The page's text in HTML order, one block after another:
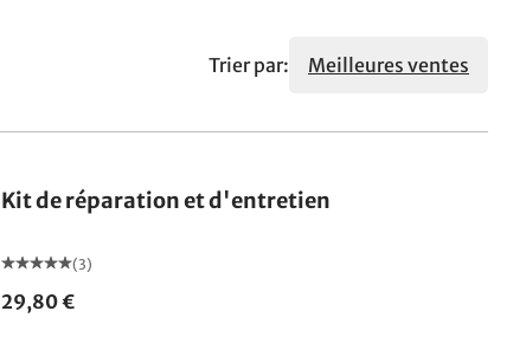
Trier par: Meilleures ventes
Kit de réparation et d'entretien
(3)
29,80 €